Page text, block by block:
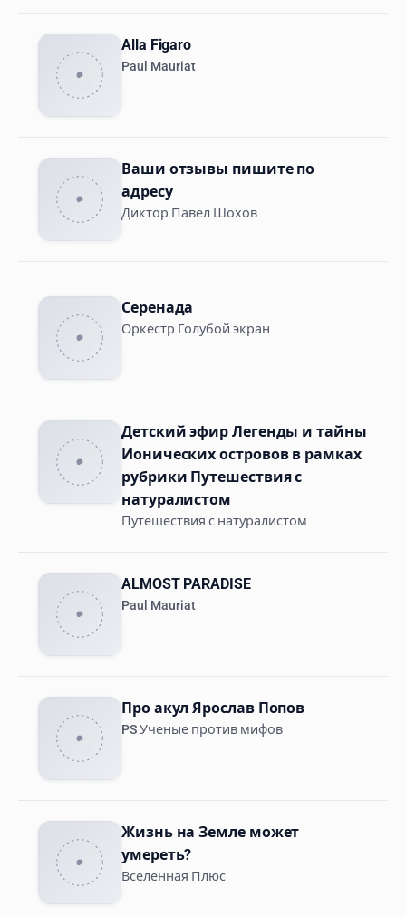
Alla Figaro
Paul Mauriat
Ваши отзывы пишите по
адресу
Диктор Павел Шохов
Серенада
Оркестр Голубой экран
Детский эфир Легенды и тайны
Ионических островов в рамках
рубрики Путешествия с
натуралистом
Путешествия с натуралистом
ALMOST PARADISE
Paul Mauriat
Про акул Ярослав Попов
PS Ученые против мифов
Жизнь на Земле может
умереть?
Вселенная Плюс